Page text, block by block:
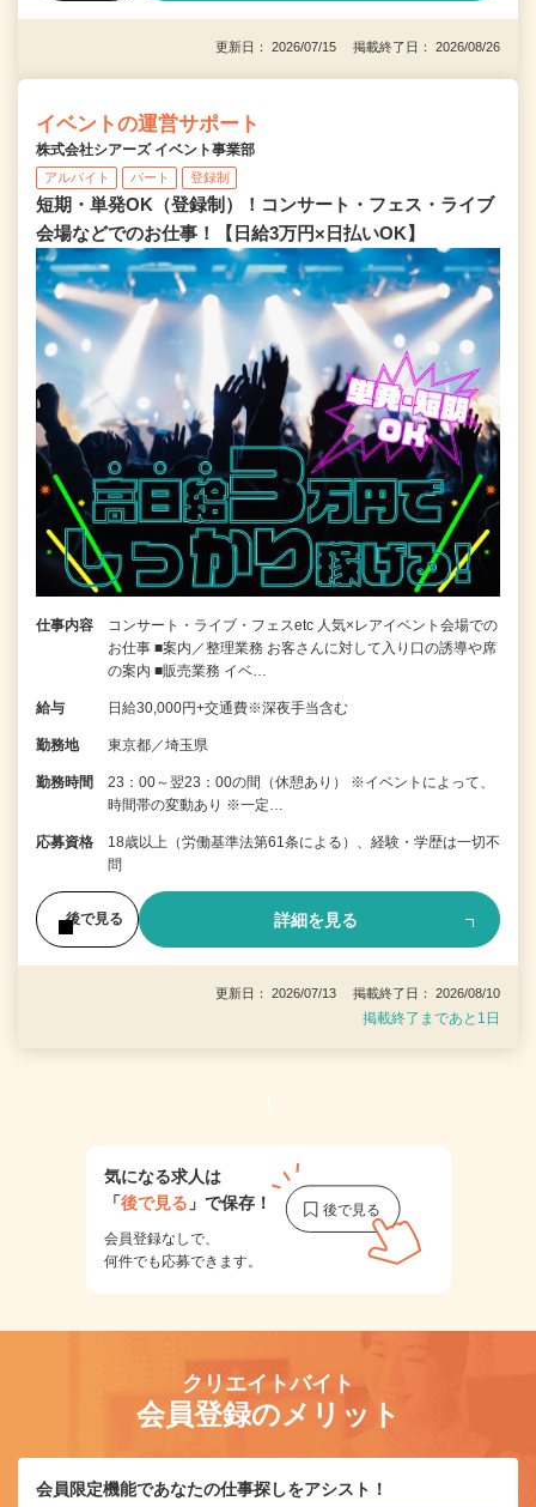
更新日： 2026/07/15 掲載終了日： 2026/08/26
イベントの運営サポート
株式会社シアーズ イベント事業部
アルバイト パート 登録制
短期・単発OK（登録制）！コンサート・フェス・ライブ
会場などでのお仕事！【日給3万円×日払いOK】
仕事内容
コンサート・ライブ・フェスetc 人気×レアイベント会場での
お仕事 ■案内／整理業務 お客さんに対して入り口の誘導や席
の案内 ■販売業務 イベ…
給与 日給30,000円+交通費※深夜手当含む
勤務地 東京都／埼玉県
勤務時間
23：00～翌23：00の間（休憩あり） ※イベントによって、
時間帯の変動あり ※一定…
応募資格
18歳以上（労働基準法第61条による）、経験・学歴は一切不
問
後で見る 詳細を見る
更新日： 2026/07/13 掲載終了日： 2026/08/10
掲載終了まであと1日
1
気になる求人は
「後で見る 」で保存！
会員登録なしで、
何件でも応募できます。
クリエイトバイト
会員登録のメリット
会員限定機能であなたの仕事探しをアシスト！